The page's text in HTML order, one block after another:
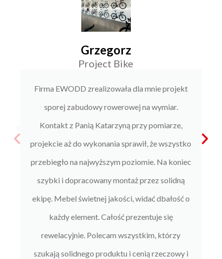
Firma EWODD zrealizowała dla mnie projekt
sporej zabudowy rowerowej na wymiar.
Kontakt z Panią Katarzyną przy pomiarze,
projekcie aż do wykonania sprawił, że wszystko
przebiegło na najwyższym poziomie. Na koniec
szybki i dopracowany montaż przez solidną
ekipę. Mebel świetnej jakości, widać dbałość o
każdy element. Całość prezentuje się
rewelacyjnie. Polecam wszystkim, którzy
szukają solidnego produktu i cenią rzeczowy i
Grzegorz
Project Bike